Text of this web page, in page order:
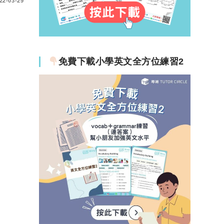
免費下載小學英文全方位練習2